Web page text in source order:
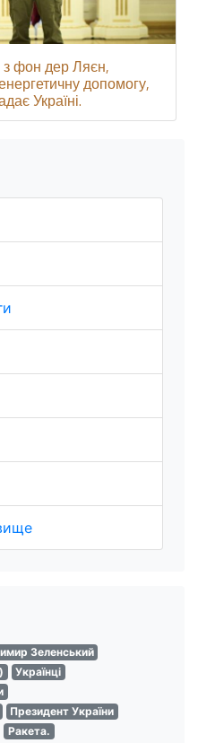
з фон дер Ляєн,
допомогу,
Україні.
Зеленський
Українці
Президент України
Ракета.